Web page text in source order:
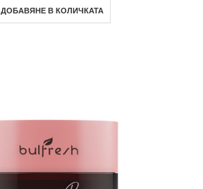
ДОБАВЯНЕ В КОЛИЧКАТА